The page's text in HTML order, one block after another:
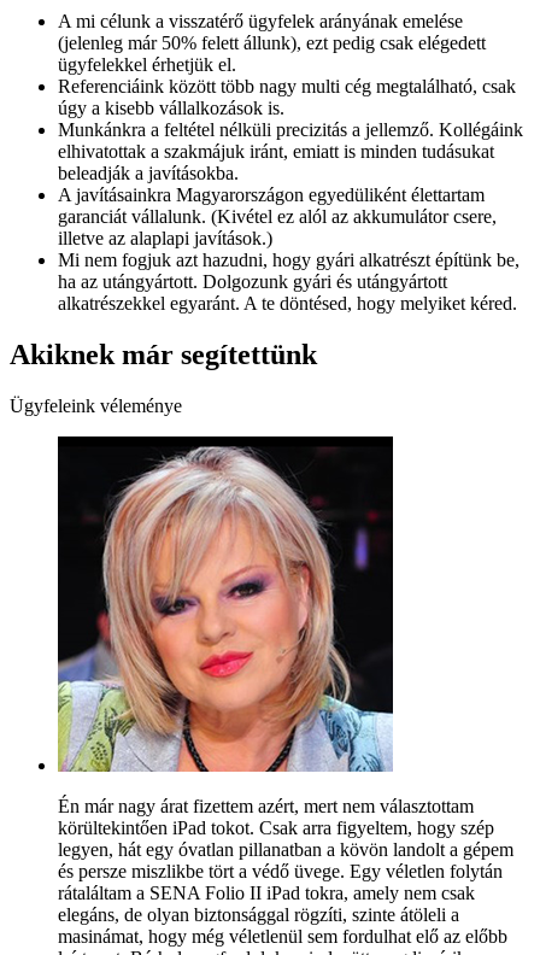
A mi célunk a visszatérő ügyfelek arányának emelése
(jelenleg már 50% felett állunk), ezt pedig csak elégedett
ügyfelekkel érhetjük el.
Referenciáink között több nagy multi cég megtalálható, csak
úgy a kisebb vállalkozások is.
Munkánkra a feltétel nélküli precizitás a jellemző. Kollégáink
elhivatottak a szakmájuk iránt, emiatt is minden tudásukat
beleadják a javításokba.
A javításainkra Magyarországon egyedüliként élettartam
garanciát vállalunk. (Kivétel ez alól az akkumulátor csere,
illetve az alaplapi javítások.)
Mi nem fogjuk azt hazudni, hogy gyári alkatrészt építünk be,
ha az utángyártott. Dolgozunk gyári és utángyártott
alkatrészekkel egyaránt. A te döntésed, hogy melyiket kéred.
Akiknek már segítettünk
Ügyfeleink véleménye
Én már nagy árat fizettem azért, mert nem választottam
körültekintően iPad tokot. Csak arra figyeltem, hogy szép
legyen, hát egy óvatlan pillanatban a kövön landolt a gépem
és persze miszlikbe tört a védő üvege. Egy véletlen folytán
rátaláltam a SENA Folio II iPad tokra, amely nem csak
elegáns, de olyan biztonsággal rögzíti, szinte átöleli a
masinámat, hogy még véletlenül sem fordulhat elő az előbb